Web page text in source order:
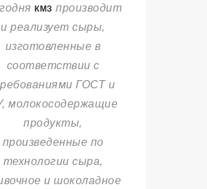
КМЗ производит
и реализует сыры,
изготовленные в
соответствии с
ГОСТ и
молокосодержащие
продукты,
произведенные по
технологии сыра,
и шоколадное